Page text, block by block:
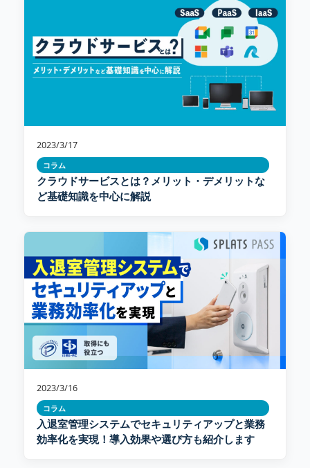
2023/3/17
コラム
クラウドサービスとは？メリット・デメリットな
ど基礎知識を中心に解説
2023/3/16
コラム
入退室管理システムでセキュリティアップと業務
効率化を実現！導入効果や選び方も紹介します